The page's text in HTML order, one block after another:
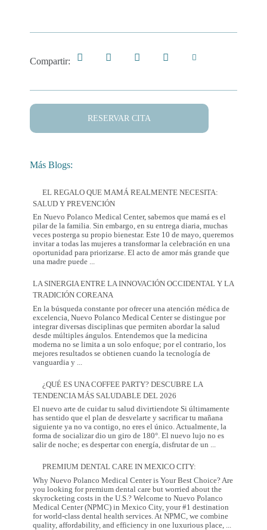
Compartir:
RESERVAR CITA
Más Blogs:
EL REGALO QUE MAMÁ REALMENTE NECESITA:
SALUD Y PREVENCIÓN
En Nuevo Polanco Medical Center, sabemos que mamá es el
pilar de la familia. Sin embargo, en su entrega diaria, muchas
veces posterga su propio bienestar. Este 10 de mayo, queremos
invitar a todas las mujeres a transformar la celebración en una
oportunidad para priorizarse. El acto de amor más grande que
una madre puede ...
que
Mamá
Realmente
Necesita:
Salud
y
Prevención
LA SINERGIA ENTRE LA INNOVACIÓN OCCIDENTAL Y LA
TRADICIÓN COREANA
En la búsqueda constante por ofrecer una atención médica de
excelencia, Nuevo Polanco Medical Center se distingue por
integrar diversas disciplinas que permiten abordar la salud
desde múltiples ángulos. Entendemos que la medicina
moderna no se limita a un solo enfoque; por el contrario, los
mejores resultados se obtienen cuando la tecnología de
vanguardia y
la
Innovación
Occidental
y
la
Tradición
Coreana
¿QUÉ ES UNA COFFEE PARTY? DESCUBRE LA
TENDENCIA MÁS SALUDABLE DEL 2026
El nuevo arte de cuidar tu salud divirtiendote Si últimamente
has sentido que el plan de desvelarte y sacrificar tu mañana
siguiente ya no va contigo, no eres el único. Actualmente, la
forma de socializar dio un giro de 180°. El nuevo lujo no es
salir de noche; es despertar con energía, disfrutar de un ...
Party?
Descubre
la
tendencia
más
saludable
PREMIUM DENTAL CARE IN MEXICO CITY:
Why Nuevo Polanco Medical Center is Your Best Choice? Are
you looking for premium dental care but worried about the
skyrocketing costs in the U.S.? Welcome to Nuevo Polanco
Medical Center (NPMC) in Mexico City, your #1 destination
for world-class dental health services. At NPMC, we combine
quality, affordability, and efficiency in one luxurious place,